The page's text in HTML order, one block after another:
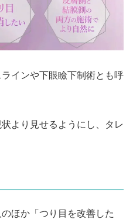
インや下眼瞼下制術とも呼
より見せるようにし、タレ
ほか「つり目を改善した